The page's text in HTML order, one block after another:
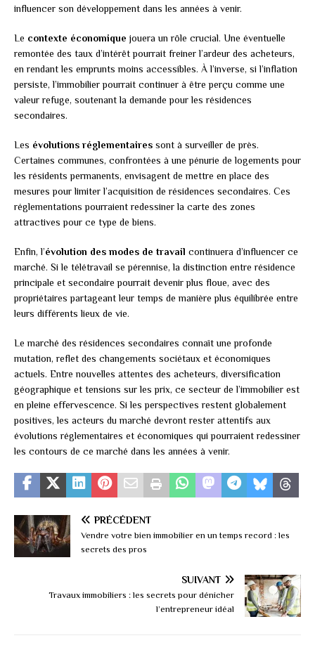
influencer son développement dans les années à venir.
Le contexte économique jouera un rôle crucial. Une éventuelle
remontée des taux d’intérêt pourrait freiner l’ardeur des acheteurs,
en rendant les emprunts moins accessibles. À l’inverse, si l’inflation
persiste, l’immobilier pourrait continuer à être perçu comme une
valeur refuge, soutenant la demande pour les résidences
secondaires.
Les évolutions réglementaires sont à surveiller de près.
Certaines communes, confrontées à une pénurie de logements pour
les résidents permanents, envisagent de mettre en place des
mesures pour limiter l’acquisition de résidences secondaires. Ces
réglementations pourraient redessiner la carte des zones
attractives pour ce type de biens.
Enfin, l’évolution des modes de travail continuera d’influencer ce
marché. Si le télétravail se pérennise, la distinction entre résidence
principale et secondaire pourrait devenir plus floue, avec des
propriétaires partageant leur temps de manière plus équilibrée entre
leurs différents lieux de vie.
Le marché des résidences secondaires connaît une profonde
mutation, reflet des changements sociétaux et économiques
actuels. Entre nouvelles attentes des acheteurs, diversification
géographique et tensions sur les prix, ce secteur de l’immobilier est
en pleine effervescence. Si les perspectives restent globalement
positives, les acteurs du marché devront rester attentifs aux
évolutions réglementaires et économiques qui pourraient redessiner
les contours de ce marché dans les années à venir.
PRÉCÉDENT
Vendre votre bien immobilier en un temps record : les
secrets des pros
SUIVANT
Travaux immobiliers : les secrets pour dénicher
l’entrepreneur idéal